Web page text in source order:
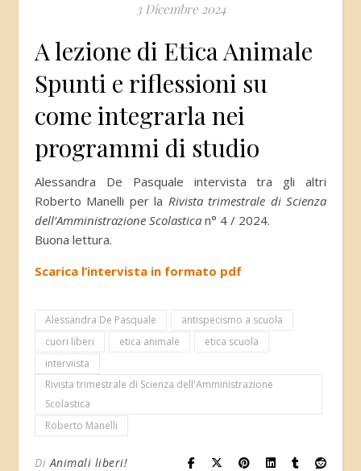
3 Dicembre 2024
A lezione di Etica Animale
Spunti e riflessioni su
come integrarla nei
programmi di studio
Alessandra De Pasquale intervista tra gli altri
Roberto Manelli per la Rivista trimestrale di Scienza
dell’Amministrazione Scolastica n° 4 / 2024.
Buona lettura.
Scarica l’intervista in formato pdf
Alessandra De Pasquale
antispecismo a scuola
cuori liberi
etica animale
etica scuola
interviista
Rivista trimestrale di Scienza dell'Amministrazione
Scolastica
Roberto Manelli
DiAnimali liberi!